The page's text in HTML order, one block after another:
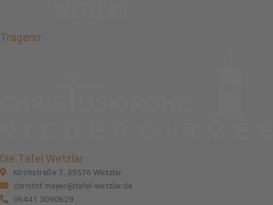
Trägerin:
Die Tafel Wetzlar
Kirchstraße 7, 35576 Wetzlar
christof.mayer@tafel-wetzlar.de
06441 3090629